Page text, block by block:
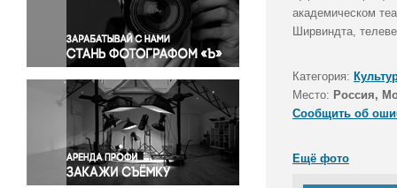
Правосудие
Происшествия и конфликты
Религия
Светская жизнь
Спорт
Экология
Экономика и бизнес
академическом
Ширвиндта,
Категория:
Место: Россия,
Сообщить об
Ещё фото